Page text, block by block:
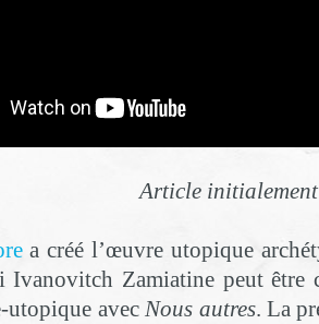
Article
a créé l’œuvre utopique
Ivanovitch Zamiatine peut être
utopique avecNous autres. La